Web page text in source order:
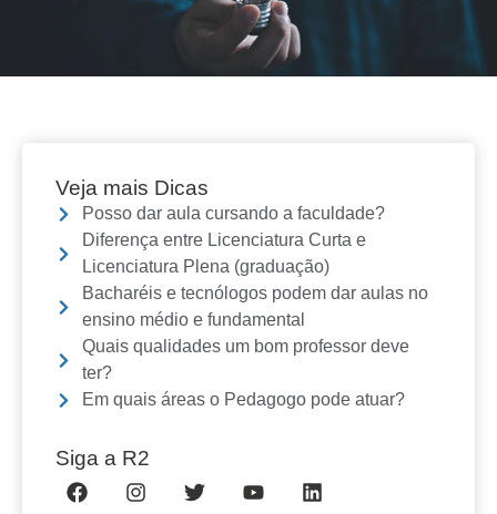
Veja mais Dicas
Posso dar aula cursando a faculdade?
Diferença entre Licenciatura Curta e
Licenciatura Plena (graduação)
Bacharéis e tecnólogos podem dar aulas no
ensino médio e fundamental
Quais qualidades um bom professor deve
ter?
Em quais áreas o Pedagogo pode atuar?
Siga a R2